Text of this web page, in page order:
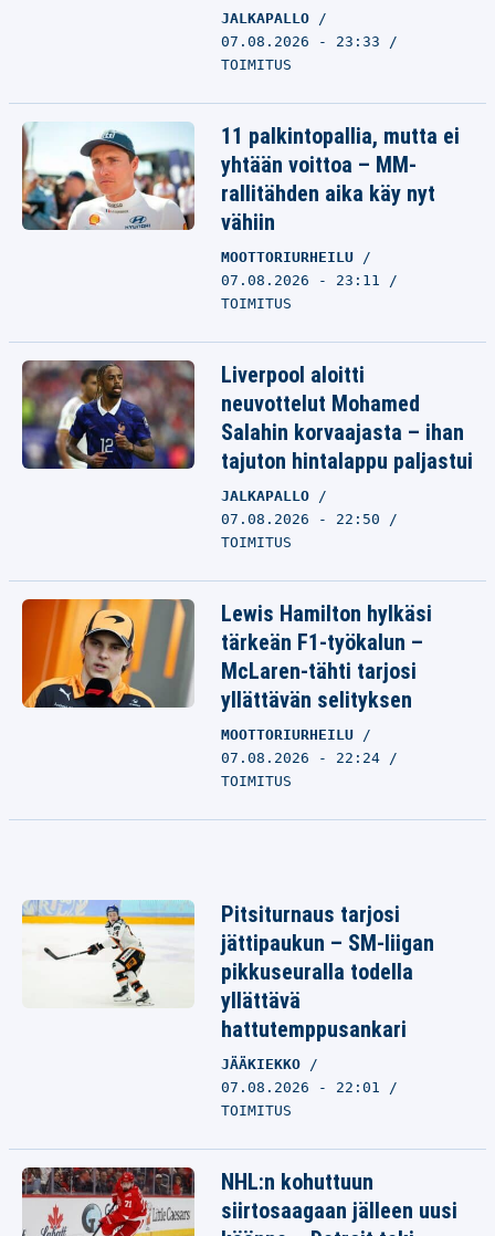
JALKAPALLO
07.08.2026 - 23:33
TOIMITUS
11 palkintopallia, mutta ei
yhtään voittoa – MM-
rallitähden aika käy nyt
vähiin
MOOTTORIURHEILU
07.08.2026 - 23:11
TOIMITUS
Liverpool aloitti
neuvottelut Mohamed
Salahin korvaajasta – ihan
tajuton hintalappu paljastui
JALKAPALLO
07.08.2026 - 22:50
TOIMITUS
Lewis Hamilton hylkäsi
tärkeän F1-työkalun –
McLaren-tähti tarjosi
yllättävän selityksen
MOOTTORIURHEILU
07.08.2026 - 22:24
TOIMITUS
Pitsiturnaus tarjosi
jättipaukun – SM-liigan
pikkuseuralla todella
yllättävä
hattutemppusankari
JÄÄKIEKKO
07.08.2026 - 22:01
TOIMITUS
NHL:n kohuttuun
siirtosaagaan jälleen uusi